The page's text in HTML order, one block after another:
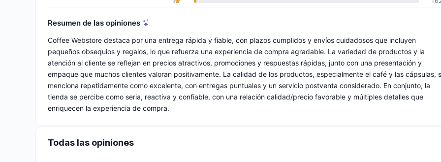
Resumen de las opiniones
Coffee Webstore destaca por una entrega rápida y fiable, con plazos cumplidos y envíos cuidadosos que incluyen
pequeños obsequios y regalos, lo que refuerza una experiencia de compra agradable. La variedad de productos y la
atención al cliente se reflejan en precios atractivos, promociones y respuestas rápidas, junto con una presentación y
empaque que muchos clientes valoran positivamente. La calidad de los productos, especialmente el café y las cápsulas,
menciona repetidamente como excelente, con entregas puntuales y un servicio postventa considerado. En conjunto, la
tienda se percibe como seria, reactiva y confiable, con una relación calidad/precio favorable y múltiples detalles que
enriquecen la experiencia de compra.
Todas las opiniones